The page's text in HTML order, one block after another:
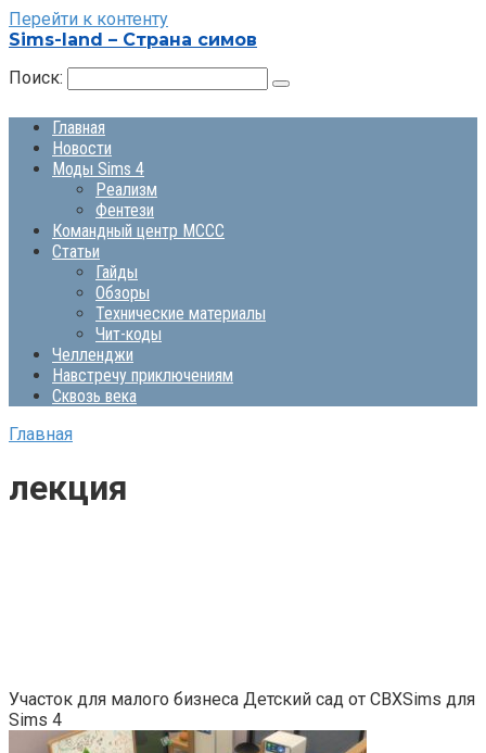
Перейти к контенту
Sims-land – Страна симов
Поиск:
Главная
Новости
Моды Sims 4
Реализм
Фентези
Командный центр MCCC
Статьи
Гайды
Обзоры
Технические материалы
Чит-коды
Челленджи
Навстречу приключениям
Сквозь века
Главная
лекция
Участок для малого бизнеса Детский сад от CBXSims для
Sims 4